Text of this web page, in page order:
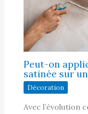
Peut-on
satinée sur
Décoration
Avec l’évolution